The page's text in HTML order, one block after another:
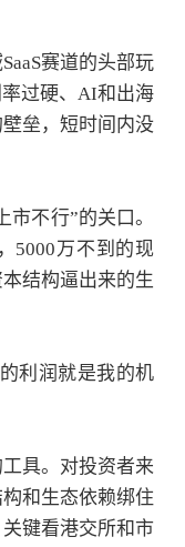
SaaS赛道的头部玩
过硬、AI和出海
垒，短时间内没
市不行”的关口。
5000万不到的现
结构逼出来的生
利润就是我的机
具。对投资者来
和生态依赖绑住
键看港交所和市